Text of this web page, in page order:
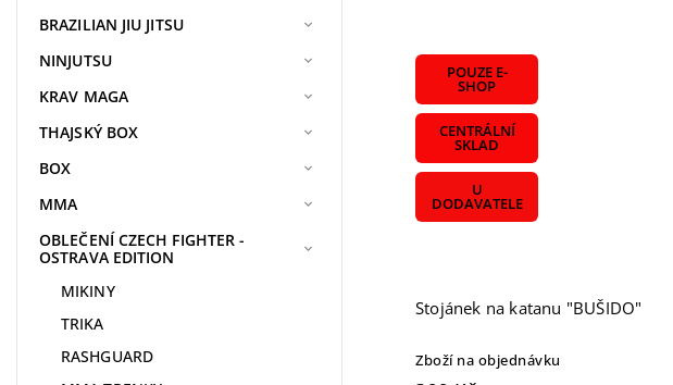
BRAZILIAN JIU JITSU
NINJUTSU
KRAV MAGA
THAJSKÝ BOX
BOX
MMA
OBLEČENÍ CZECH FIGHTER -
OSTRAVA EDITION
MIKINY
TRIKA
RASHGUARD
POUZE E-
SHOP
CENTRÁLNÍ
SKLAD
U
DODAVATELE
Stojánek na katanu "BUŠIDO"
Zboží na objednávku